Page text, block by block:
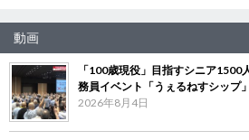
動画
「100歳現役」目指すシニア
務員イベント「うぇるねすシップ」
2026年8月4日